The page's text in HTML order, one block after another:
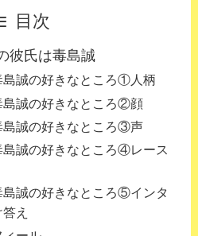
目次
彼氏は毒島誠
島誠の好きなところ①人柄
島誠の好きなところ②顔
島誠の好きなところ③声
島誠の好きなところ④レース
島誠の好きなところ⑤インタ
え